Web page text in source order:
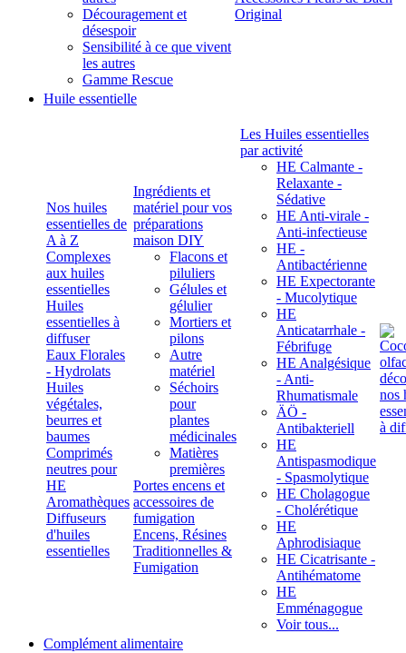
Découragement et
désespoir
Sensibilité à ce que vivent
les autres
Gamme Rescue
Original
Huile essentielle
Nos huiles
essentielles de
A à Z
Complexes
aux huiles
essentielles
Huiles
essentielles à
diffuser
Eaux Florales
- Hydrolats
Huiles
végétales,
beurres et
baumes
Comprimés
neutres pour
HE
Aromathèques
Diffuseurs
d'huiles
essentielles
Ingrédients et
matériel pour vos
préparations
maison DIY
Flacons et
piluliers
Gélules et
gélulier
Mortiers et
pilons
Autre
matériel
Séchoirs
pour
plantes
médicinales
Matières
premières
Portes encens et
accessoires de
fumigation
Encens, Résines
Traditionnelles &
Fumigation
Les Huiles essentielles
par activité
HE Calmante -
Relaxante -
Sédative
HE Anti-virale -
Anti-infectieuse
HE -
Antibactérienne
HE Expectorante
- Mucolytique
HE
Anticatarrhale -
Fébrifuge
HE Analgésique
- Anti-
Rhumatismale
ÄÖ -
Antibakteriell
HE
Antispasmodique
- Spasmolytique
HE Cholagogue
- Cholérétique
HE
Aphrodisiaque
HE Cicatrisante -
Antihématome
HE
Emménagogue
Voir tous...
Complément alimentaire